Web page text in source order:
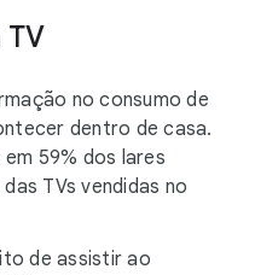
TV
no consumo de
dentro de casa.
59% dos lares
TVs vendidas no
de assistir ao